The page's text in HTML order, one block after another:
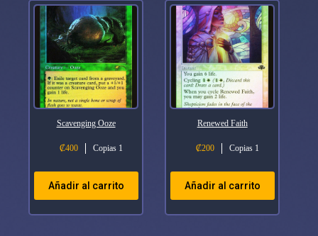
Scavenging Ooze
₡400 Copias 1
Añadir al carrito
Renewed Faith
₡200 Copias 1
Añadir al carrito